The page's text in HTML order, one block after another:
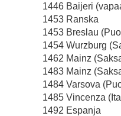
1446 Baijeri
1453 Ranska
1453 Breslau
1454 Wurzburg
1462 Mainz
1483 Mainz
1484 Varsova
1485 Vincenza
1492 Espanja